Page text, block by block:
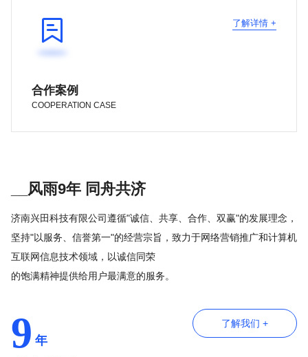

合作案例
COOPERATION CASE
了解详情 +
__风雨9年 同舟共济
济南兴田科技有限公司遵循"诚信、共享、合作、双赢"的发展理念，
坚持"以服务、信誉第一"的经营宗旨，致力于网络营销推广和计算机
互联网信息技术领域，以诚信同荣
的饱满精神提供给用户最满意的服务。
9 年
了解我们 +